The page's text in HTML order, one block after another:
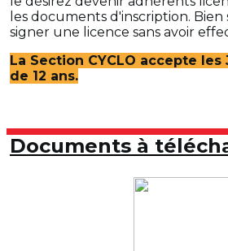
les documents d'inscription.
signer une licence sans avoir
La Section CYCLO accepte les
de 12 ans.
Documents à